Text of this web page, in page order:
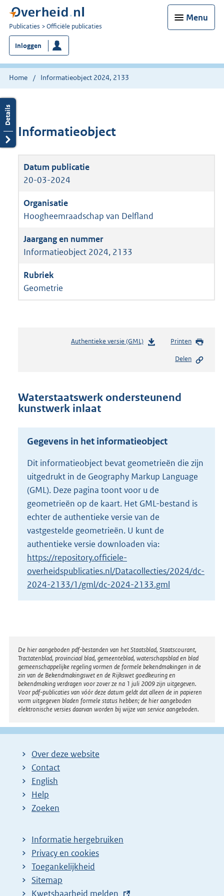
Menu
U
bent
nu
hier:
Publicaties Officiële publicaties
Inloggen
Home Informatieobject 2024, 2133
Informatieobject
20-03-2024
Hoogheemraadschap van Delfland
Informatieobject 2024, 2133
Geometrie
Authentieke versie (GML)b
n
o
t
t
e
:
1
M
b
Printen
Delen
Waterstaatswerk ondersteunend
kunstwerk inlaat
Gegevens in het informatieobject
Dit informatieobject bevat geometrieën die zijn
uitgedrukt in de Geography Markup Language
(GML). Deze pagina toont voor u de
geometrieën op de kaart. Het GML-bestand is
echter de authentieke versie van de
vastgestelde geometrieën. U kunt de
authentieke versie downloaden via:
https://repository.officiele-
overheidspublicaties.nl/Datacollecties/2024/dc-
2024-2133/1/gml/dc-2024-2133.gml
Disclaimer
De hier aangeboden pdf-bestanden van het Staatsblad, Staatscourant,
Tractatenblad, provinciaal blad, gemeenteblad, waterschapsblad en blad
gemeenschappelijke regeling vormen de formele bekendmakingen in de
zin van de Bekendmakingswet en de Rijkswet goedkeuring en
bekendmaking verdragen voor zover ze na 1 juli 2009 zijn uitgegeven.
Voor pdf-publicaties van vóór deze datum geldt dat alleen de in papieren
vorm uitgegeven bladen formele status hebben; de hier aangeboden
elektronische versies daarvan worden bij wijze van service aangeboden.
Over deze website
Contact
English
Help
Zoeken
Informatie hergebruiken
Privacy en cookies
Toegankelijkheid
Sitemap
E
Kwetsbaarheid melden